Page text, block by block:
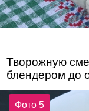
Творожную
блендером до
Фото 5